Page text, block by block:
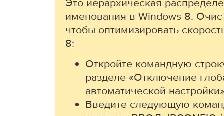
Это иерархическая
именования в Windows 8.
чтобы оптимизировать
8:
Откройте командную
разделе «Отключение
автоматической
Введите следующую